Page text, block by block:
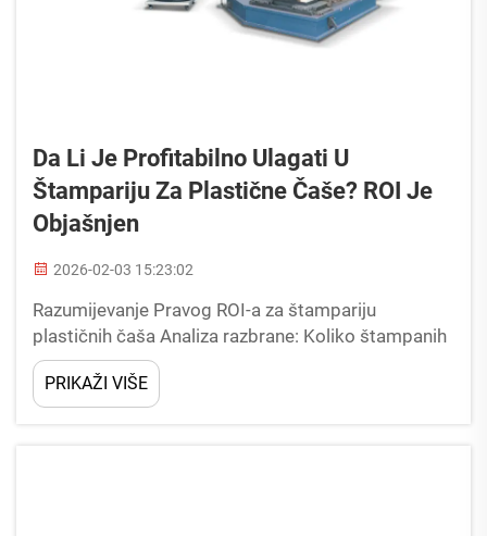
Da Li Je Profitabilno Ulagati U
Štampariju Za Plastične Čaše? ROI Je
Objašnjen
2026-02-03 15:23:02
Razumijevanje Pravog ROI-a za štampariju
plastičnih čaša Analiza razbrane: Koliko štampanih
čaša pokriva troškove mašine? Ravnoteža ovih
mašina za štampanje čaša je u osnovi određena
brojem štampanih čaša koje trebaju...
PRIKAŽI VIŠE